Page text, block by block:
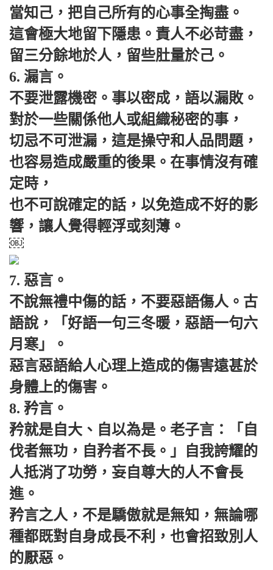
當知己，把自己所有的心事全掏盡。
這會極大地留下隱患。責人不必苛盡，
留三分餘地於人，留些肚量於己。
6. 漏言。
不要泄露機密。事以密成，語以漏敗。
對於一些關係他人或組織秘密的事，
切忌不可泄漏，這是操守和人品問題，
也容易造成嚴重的後果。在事情沒有確
定時，
也不可說確定的話，以免造成不好的影
響，讓人覺得輕浮或刻薄。
￼
7. 惡言。
不說無禮中傷的話，不要惡語傷人。古
語說，「好語一句三冬暖，惡語一句六
月寒」。
惡言惡語給人心理上造成的傷害遠甚於
身體上的傷害。
8. 矜言。
矜就是自大、自以為是。老子言：「自
伐者無功，自矜者不長。」自我誇耀的
人抵消了功勞，妄自尊大的人不會長
進。
矜言之人，不是驕傲就是無知，無論哪
種都既對自身成長不利，也會招致別人
的厭惡。